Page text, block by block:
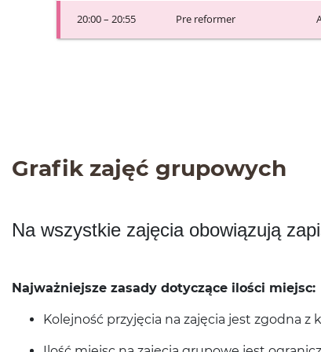
Grafik zajęć grupowych
Na wszys­tkie zaję­cia obow­iązują
Najważniejsze zasady doty­czące ilości miejsc:
Kole­jność przyję­cia na zaję­cia jest zgodna z